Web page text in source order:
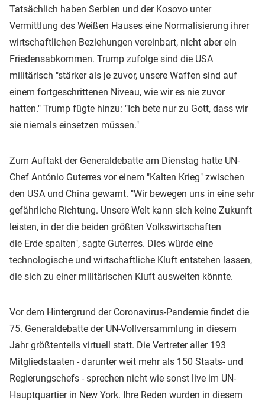
Tatsächlich haben Serbien und der Kosovo unter
Vermittlung des Weißen Hauses eine Normalisierung ihrer
wirtschaftlichen Beziehungen vereinbart, nicht aber ein
Friedensabkommen. Trump zufolge sind die USA
militärisch "stärker als je zuvor, unsere Waffen sind auf
einem fortgeschrittenen Niveau, wie wir es nie zuvor
hatten." Trump fügte hinzu: "Ich bete nur zu Gott, dass wir
sie niemals einsetzen müssen."
Zum Auftakt der Generaldebatte am Dienstag hatte UN-
Chef António Guterres vor einem "Kalten Krieg" zwischen
den USA und China gewarnt. "Wir bewegen uns in eine sehr
gefährliche Richtung. Unsere Welt kann sich keine Zukunft
leisten, in der die beiden größten Volkswirtschaften
die Erde spalten", sagte Guterres. Dies würde eine
technologische und wirtschaftliche Kluft entstehen lassen,
die sich zu einer militärischen Kluft ausweiten könnte.
Vor dem Hintergrund der Coronavirus-Pandemie findet die
75. Generaldebatte der UN-Vollversammlung in diesem
Jahr größtenteils virtuell statt. Die Vertreter aller 193
Mitgliedstaaten - darunter weit mehr als 150 Staats- und
Regierungschefs - sprechen nicht wie sonst live im UN-
Hauptquartier in New York. Ihre Reden wurden in diesem